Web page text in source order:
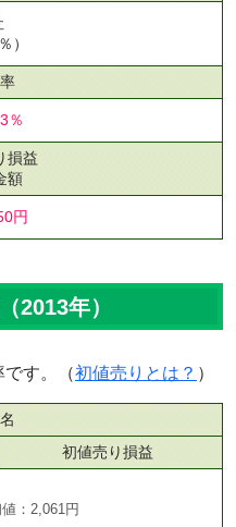
）
％
損益
額
円
2013年）
す。（初値売りとは？ ）
初値売り損益
：2,061円